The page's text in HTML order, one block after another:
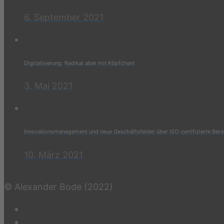
6. September 2021
Digitalisierung: Radikal aber mit Köpfchen!
3. Mai 2021
Innovationsmanagement und neue Geschäftsfelder über ISO-zertifizierte
10. März 2021
© Alexander Bode (2022)